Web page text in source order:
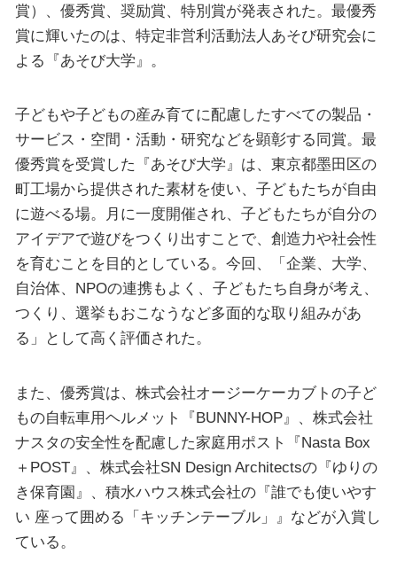
賞）、優秀賞、奨励賞、特別賞が発表された。最優秀
賞に輝いたのは、特定非営利活動法人あそび研究会に
よる『あそび大学』。
子どもや子どもの産み育てに配慮したすべての製品・
サービス・空間・活動・研究などを顕彰する同賞。最
優秀賞を受賞した『あそび大学』は、東京都墨田区の
町工場から提供された素材を使い、子どもたちが自由
に遊べる場。月に一度開催され、子どもたちが自分の
アイデアで遊びをつくり出すことで、創造力や社会性
を育むことを目的としている。今回、「企業、大学、
自治体、NPOの連携もよく、子どもたち自身が考え、
つくり、選挙もおこなうなど多面的な取り組みがあ
る」として高く評価された。
また、優秀賞は、株式会社オージーケーカブトの子ど
もの自転車用ヘルメット『BUNNY-HOP』、株式会社
ナスタの安全性を配慮した家庭用ポスト『Nasta Box
＋POST』、株式会社SN Design Architectsの『ゆりの
き保育園』、積水ハウス株式会社の『誰でも使いやす
い 座って囲める「キッチンテーブル」』などが入賞し
ている。